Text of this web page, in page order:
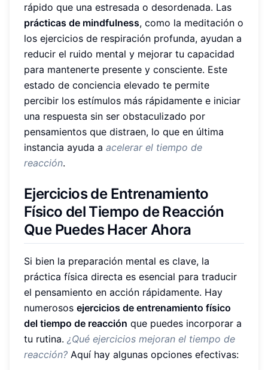
rápido que una estresada o desordenada. Las
prácticas de mindfulness, como la meditación o
los ejercicios de respiración profunda, ayudan a
reducir el ruido mental y mejorar tu capacidad
para mantenerte presente y consciente. Este
estado de conciencia elevado te permite
percibir los estímulos más rápidamente e iniciar
una respuesta sin ser obstaculizado por
pensamientos que distraen, lo que en última
instancia ayuda a acelerar el tiempo de
reacción.
Ejercicios de Entrenamiento
Físico del Tiempo de Reacción
Que Puedes Hacer Ahora
Si bien la preparación mental es clave, la
práctica física directa es esencial para traducir
el pensamiento en acción rápidamente. Hay
numerosos ejercicios de entrenamiento físico
del tiempo de reacción que puedes incorporar a
tu rutina. ¿Qué ejercicios mejoran el tiempo de
reacción? Aquí hay algunas opciones efectivas: